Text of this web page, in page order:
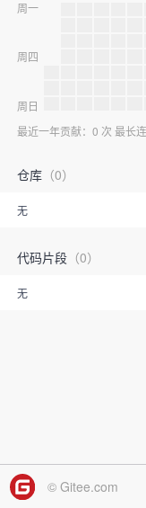
周一
周四
周日
最近一年贡献：0 次 最长
仓库 （0）
无
代码片段 （0）
无
© Gitee.com